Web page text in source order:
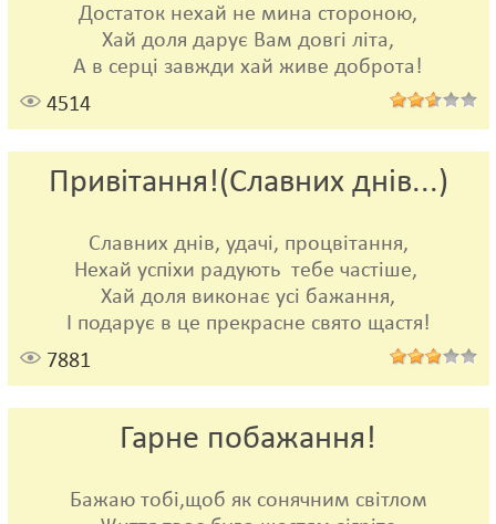
Достаток нехай не мина стороною,
Хай доля дарує Вам довгі літа,
А в серці завжди хай живе доброта!
4514
Привітання!(Славних днів...)
Славних днів, удачі, процвітання,
Нехай успіхи радують тебе частіше,
Хай доля виконає усі бажання,
І подарує в це прекрасне свято щастя!
7881
Гарне побажання!
Бажаю тобі,щоб як сонячним світлом